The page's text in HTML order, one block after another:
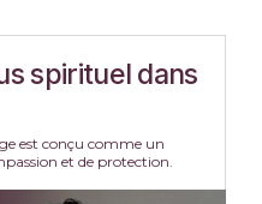
spirituel dans
est conçu comme un
et de protection.